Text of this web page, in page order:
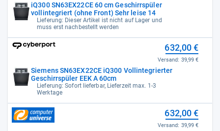
iQ300 SN63EX22CE 60 cm Geschirrspüler
vollintegriert (ohne Front) Sehr leise 14
Lieferung: Dieser Artikel ist nicht auf Lager und
muss erst nachbestellt werden
Siemens SN63EX22CE iQ300 Vollintegrierter
Geschirrspüler EEK A 60cm
Lieferung: Sofort lieferbar, Lieferzeit max. 1-3
Werktage
632,00 €
Versand: 39,99 €
632,00 €
Versand: 39,99 €